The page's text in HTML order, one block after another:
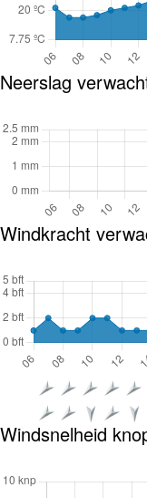
Neerslag
Windkracht
Windsnelheid